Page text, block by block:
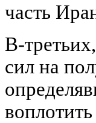
часть
В-
сил на